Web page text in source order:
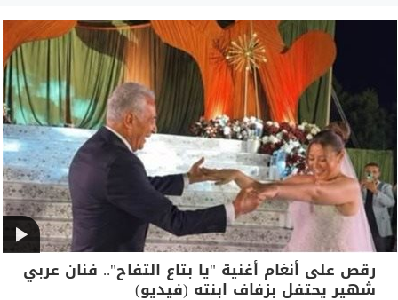
رقص على أنغام أغنية "يا بتاع التفاح".. فنان عربي
شهير يحتفل بزفاف ابنته (فيديو)